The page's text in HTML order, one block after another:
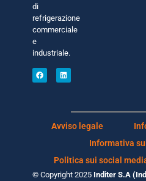
di
refrigerazione
commerciale
e
industriale.
Avviso legale
Informativa
Politica sui social
© Copyright 2025 Inditer S.A